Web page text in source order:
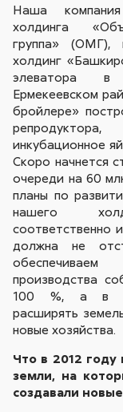
Наша
холдинга
группа» (ОМГ),
холдинг
элеватора
Ермекеевском
бройлере»
инкубационное
Скоро начнется
очереди на 60
планы по
нашего
соответственно
должна не
производства
100 %, а в
расширять
новые хозяйства.
Что в 2012 году
земли, на
создавали